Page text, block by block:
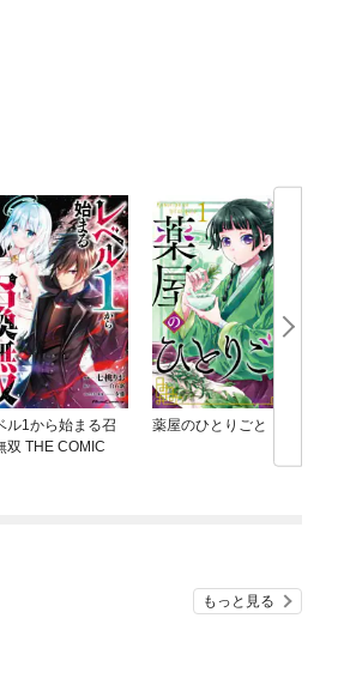
ル1から始まる召
双 THE COMIC
薬屋のひとりごと
もっと見る